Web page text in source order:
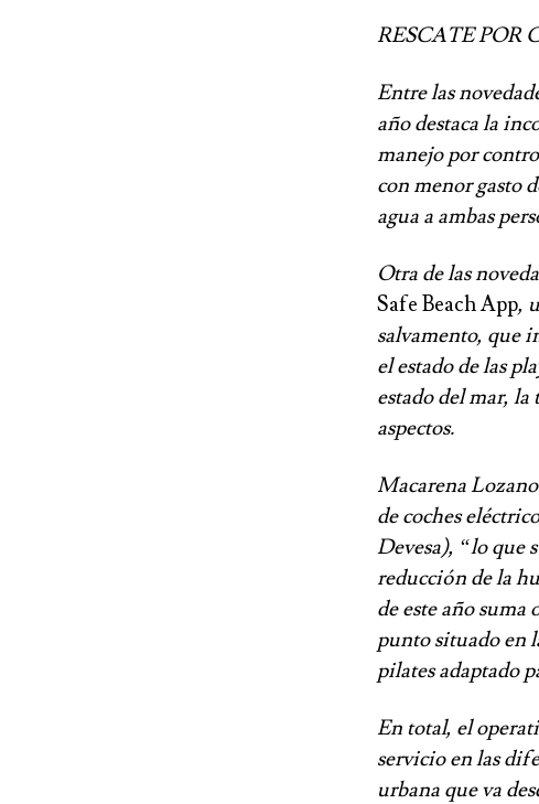
RESCATE POR
Entre las
año destaca la
manejo por
con menor gasto
agua a ambas
Otra de las
Safe Beach App,
salvamento, que
el estado de las
estado del mar, la
aspectos.
Macarena
de coches
Devesa), “lo que
reducción de la
de este año suma
punto situado en
pilates adaptado
En total, el
servicio en las
urbana que va